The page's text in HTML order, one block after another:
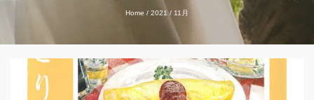
Home / 2021 / 11月